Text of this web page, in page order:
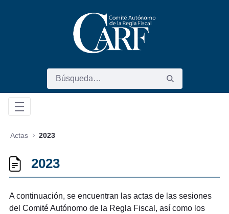
Actas 2023
2023
A continuación, se encuentran las actas de las sesiones
del Comité Autónomo de la Regla Fiscal, así como los